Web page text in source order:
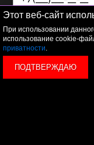
Этот веб-сайт
При использовании
использование cookie-
приватности.
ПОДТВЕРЖДАЮ
Я принимаю
персональных